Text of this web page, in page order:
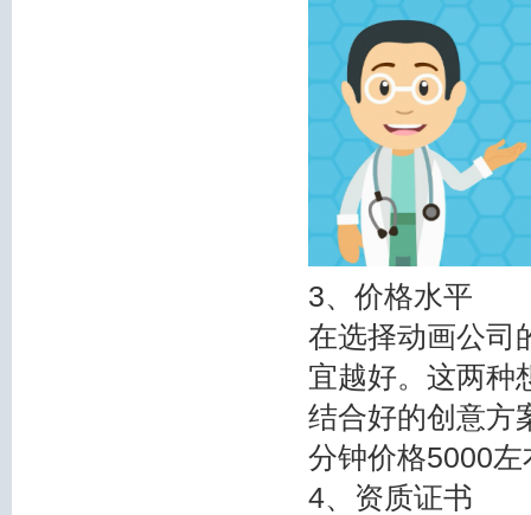
3、价格水平
在选择动画公司
宜越好。这两种
结合好的创意方
分钟价格5000
4、资质证书